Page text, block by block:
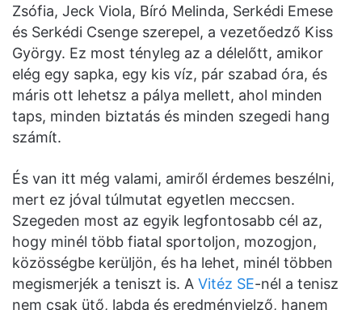
Zsófia, Jeck Viola, Bíró Melinda, Serkédi Emese
és Serkédi Csenge szerepel, a vezetőedző Kiss
György. Ez most tényleg az a délelőtt, amikor
elég egy sapka, egy kis víz, pár szabad óra, és
máris ott lehetsz a pálya mellett, ahol minden
taps, minden biztatás és minden szegedi hang
számít.
És van itt még valami, amiről érdemes beszélni,
mert ez jóval túlmutat egyetlen meccsen.
Szegeden most az egyik legfontosabb cél az,
hogy minél több fiatal sportoljon, mozogjon,
közösségbe kerüljön, és ha lehet, minél többen
megismerjék a teniszt is. A Vitéz SE-nél a tenisz
nem csak ütő, labda és eredményjelző, hanem